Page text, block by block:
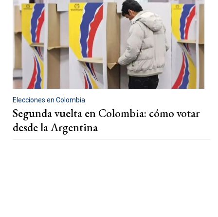
Elecciones en Colombia
Segunda vuelta en Colombia: cómo votar
desde la Argentina